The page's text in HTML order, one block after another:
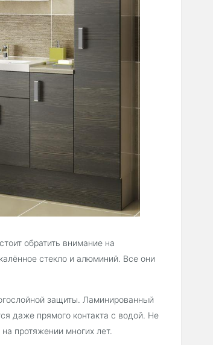
обратить внимание на
стекло и алюминий. Все они
защиты. Ламинированный
даже прямого контакта с водой. Не
протяжении многих лет.